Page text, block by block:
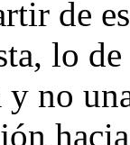
de
lo
no